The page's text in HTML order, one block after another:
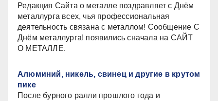
Редакция Сайта о металле поздравляет с Днём
металлурга всех, чья профессиональная
деятельность связана с металлом! Сообщение С
Днём металлурга! появились сначала на САЙТ
О МЕТАЛЛЕ.
Алюминий, никель, свинец и другие в крутом
пике
После бурного ралли прошлого года и